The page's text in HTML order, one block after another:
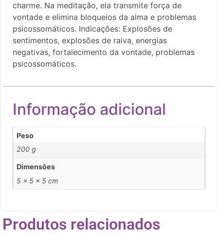
charme. Na meditação, ela transmite força de
vontade e elimina bloqueios da alma e problemas
psicossomáticos. Indicações: Explosões de
sentimentos, explosões de raiva, energias
negativas, fortalecimento da vontade, problemas
psicossomáticos.
Informação adicional
Peso
200 g
Dimensões
5 × 5 × 5 cm
Produtos relacionados